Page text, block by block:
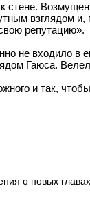
взглядом и,
репутацию».
не входило в
Гаюса.
и так,
о новых